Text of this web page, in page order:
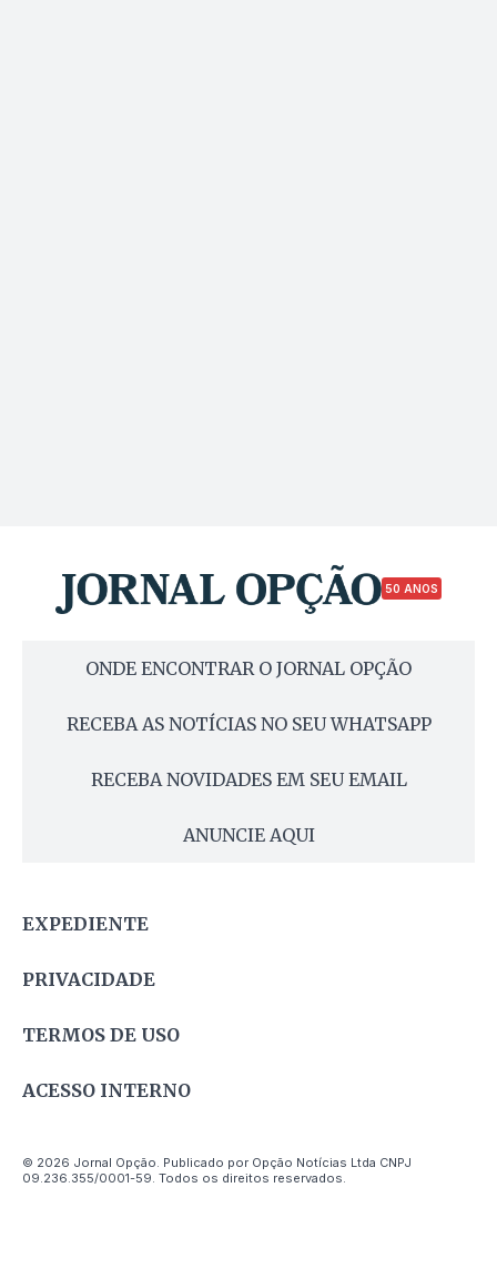
50 ANOS
ONDE ENCONTRAR O JORNAL OPÇÃO
RECEBA AS NOTÍCIAS NO SEU WHATSAPP
RECEBA NOVIDADES EM SEU EMAIL
ANUNCIE AQUI
EXPEDIENTE
PRIVACIDADE
TERMOS DE USO
ACESSO INTERNO
© 2026 Jornal Opção. Publicado por Opção Notícias Ltda CNPJ
09.236.355/0001-59. Todos os direitos reservados.